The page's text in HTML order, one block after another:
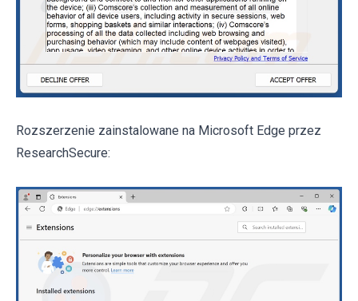
Rozszerzenie zainstalowane na Microsoft Edge przez
ResearchSecure: